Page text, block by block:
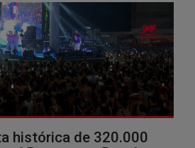
histórica de 320.000